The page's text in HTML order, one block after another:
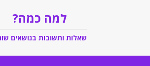
למה כמה?
שאלות ותשובות בנושאים